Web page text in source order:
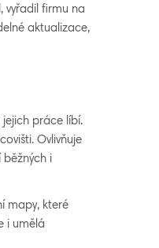
vyřadil firmu na
aktualizace,
jejich práce líbí.
Ovlivňuje
běžných i
mapy, které
i umělá